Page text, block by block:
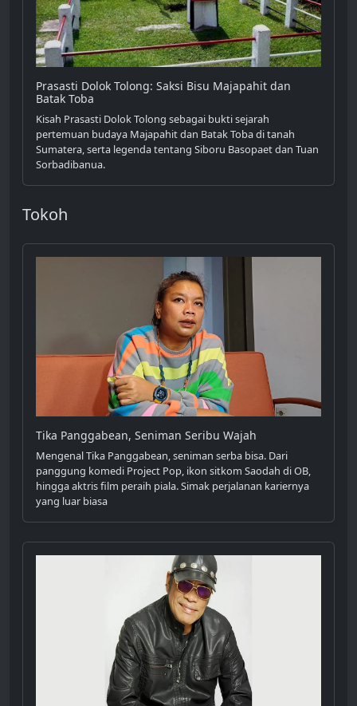
Prasasti Dolok Tolong: Saksi Bisu Majapahit dan
Batak Toba
Kisah Prasasti Dolok Tolong sebagai bukti sejarah
pertemuan budaya Majapahit dan Batak Toba di tanah
Sumatera, serta legenda tentang Siboru Basopaet dan Tuan
Sorbadibanua.
Tokoh
Tika Panggabean, Seniman Seribu Wajah
Mengenal Tika Panggabean, seniman serba bisa. Dari
panggung komedi Project Pop, ikon sitkom Saodah di OB,
hingga aktris film peraih piala. Simak perjalanan kariernya
yang luar biasa